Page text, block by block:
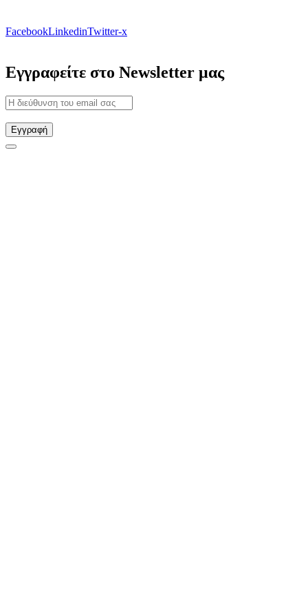
FacebookLinkedinTwitter-x
Εγγραφείτε στο Newsletter μας
Εγγραφή